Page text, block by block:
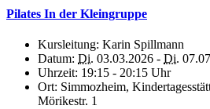
Pilates In der Kleingruppe
Kursleitung: Karin Spillmann
Datum: Di. 03.03.2026 - Di.
Uhrzeit: 19:15 - 20:15 Uhr
Ort: Simmozheim,
Mörikestr. 1